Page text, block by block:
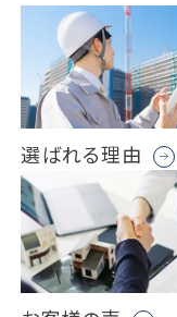
選ばれる理由